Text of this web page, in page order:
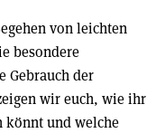
von leichten
besondere
Gebrauch der
wir euch, wie ihr
könnt und welche